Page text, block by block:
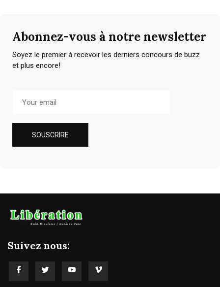
Abonnez-vous à notre newsletter
Soyez le premier à recevoir les derniers concours de buzz
et plus encore!
Suivez nous: